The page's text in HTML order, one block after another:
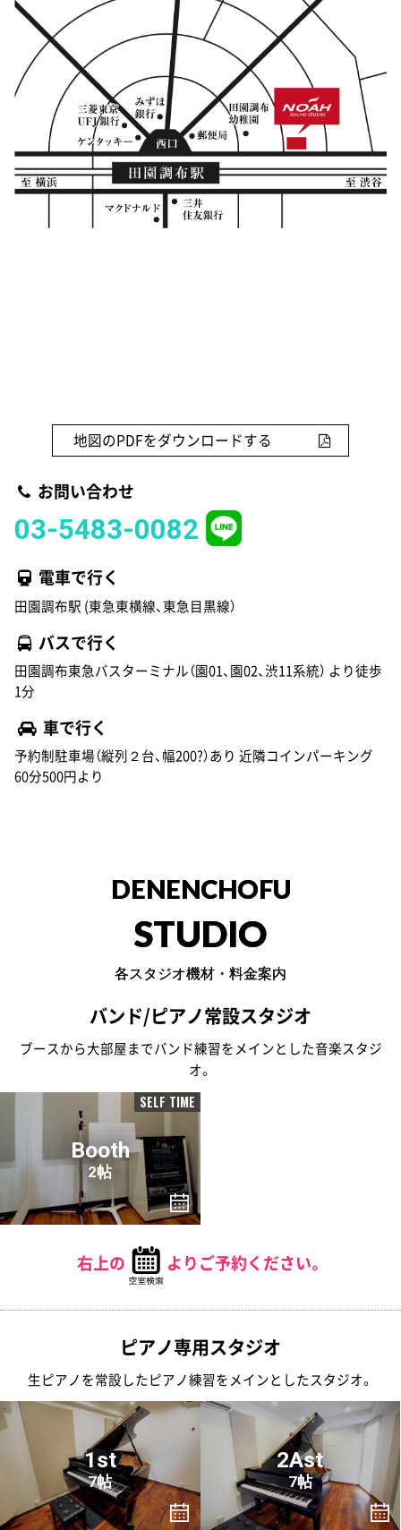
地図のPDFをダウンロードする
お問い合わせ
03-5483-0082
電車で行く
田園調布駅 (東急東横線、東急目黒線）
バスで行く
田園調布東急バスターミナル（園01、園02、渋11系統） より徒歩
1分
車で行く
予約制駐車場（縦列２台、幅200?）あり 近隣コインパーキング
60分500円より
DENENCHOFU
STUDIO
各スタジオ機材・料金案内
バンド/ピアノ常設スタジオ
ブースから大部屋までバンド練習をメインとした音楽スタジ
オ。
SELF TIME
Booth
2帖
右上の よりご予約ください。
ピアノ専用スタジオ
生ピアノを常設したピアノ練習をメインとしたスタジオ。
1st
7帖
2Ast
7帖